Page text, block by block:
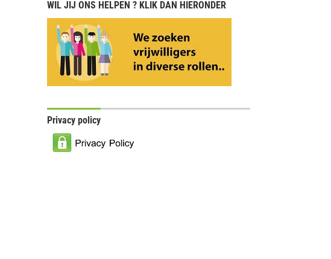
WIL JIJ ONS HELPEN ? KLIK DAN HIERONDER
Privacy policy